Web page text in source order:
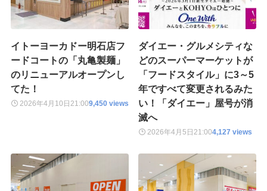
イトーヨーカドー明石店フ
ードコートの「丸亀製麺」
のリニューアルオープンし
てた！
2026年4月10日 21:009,450 views
ダイエー・グルメシティな
どのスーパーマーケットが
「フードスタイル」に3～5
年ですべて変更されるみた
い！「ダイエー」屋号が消
滅へ
2026年4月5日21:004,127 views